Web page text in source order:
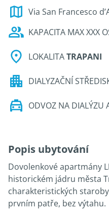
Via San Francesco
KAPACITA MAX XXX
LOKALITATRAPANI
DIALYZAČNÍ
ODVOZ NA DIALÝZU
Popis ubytování
Dovolenkové apartmány
historickém jádru města
charakteristických
prvním patře, bez výtahu.